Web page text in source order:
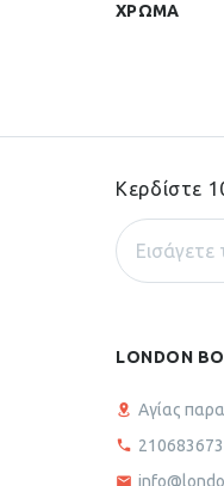
ΧΡΩΜΑ
Κερδίστε
LONDON
Αγίας